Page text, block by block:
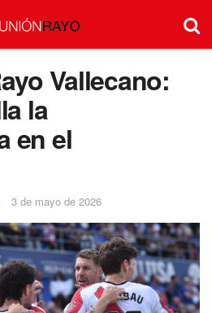
Vallecano:
la
en el
3 de mayo de 2026